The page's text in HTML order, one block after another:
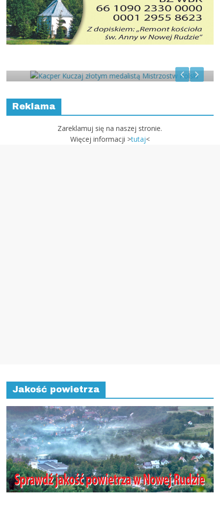
Reklama
Zareklamuj się na naszej stronie.
Więcej informacji >tutaj<
Jakość powietrza